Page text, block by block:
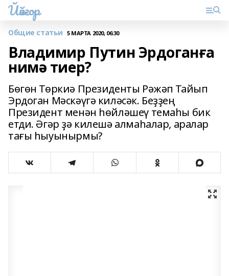
Йәйғор
Общие статьи 5 МАРТА 2020, 06:30
Владимир Путин Эрдоганға
нимә тиер?
Бөгөн Төркиә Президенты Рәжәп Тайып
Эрдоган Мәскәүгә киләсәк. Беҙҙең
Президент менән һөйләшеү темаһы бик
етди. Әгәр ҙә килешә алмаһалар, аралар
тағы һыуынырмы?